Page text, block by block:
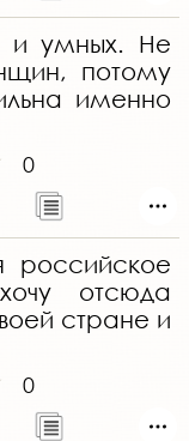
и умных. Не
потому
именно
0
отсюда
стране и
0